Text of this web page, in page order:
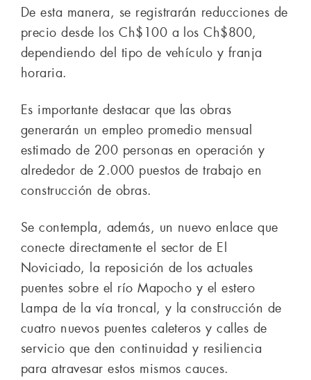
De esta manera, se registrarán reducciones de
precio desde los Ch$100 a los Ch$800,
dependiendo del tipo de vehículo y franja
horaria.
Es importante destacar que las obras
generarán un empleo promedio mensual
estimado de 200 personas en operación y
alrededor de 2.000 puestos de trabajo en
construcción de obras.
Se contempla, además, un nuevo enlace que
conecte directamente el sector de El
Noviciado, la reposición de los actuales
puentes sobre el río Mapocho y el estero
Lampa de la vía troncal, y la construcción de
cuatro nuevos puentes caleteros y calles de
servicio que den continuidad y resiliencia
para atravesar estos mismos cauces.